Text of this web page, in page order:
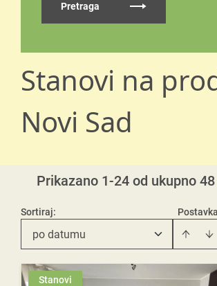
Pretraga
Stanovi na
Novi Sad
Prikazano 1-24 od ukupno
Sortiraj:
po datumu
Stanovi